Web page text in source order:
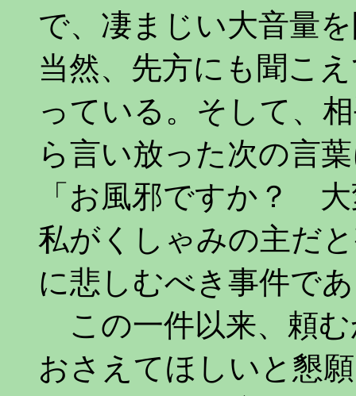
で、凄まじい大音量
当然、先方にも聞こ
っている。そして、
ら言い放った次の言
「お風邪ですか？
私がくしゃみの主だ
に悲しむべき事件で
この一件以来、頼
おさえてほしいと懇